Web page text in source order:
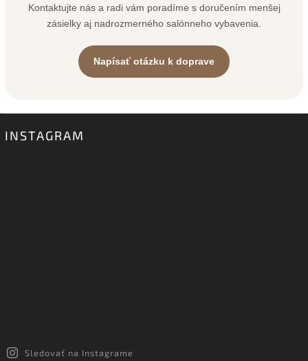
Kontaktujte nás a radi vám poradíme s doručením menšej
zásielky aj nadrozmerného salónneho vybavenia.
Napísať otázku k doprave
INSTAGRAM
Sledovať na Instagrame